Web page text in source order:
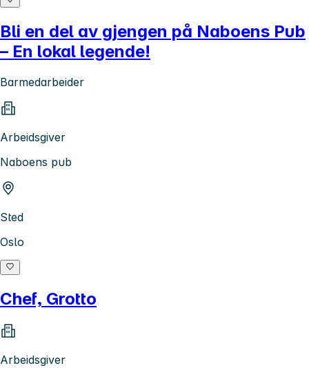
Bli en del av gjengen på Naboens Pub
– En lokal legende!
Barmedarbeider
Arbeidsgiver
Naboens pub
Sted
Oslo
Chef, Grotto
Arbeidsgiver